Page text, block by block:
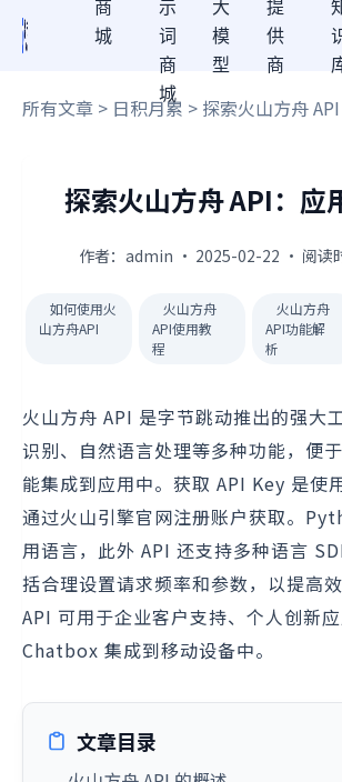
商
城
示
词
商
城
大
模
型
提
供
商
所有文章 > 日积月累 > 探索火山方舟
探索火山方舟 API：应
作者：admin · 2025-02-22 · 阅读
如何使用火
山方舟API
火山方舟
API使用教
程
火山方舟
API功能解
析
火山方舟 API 是字节跳动推出的强大
识别、自然语言处理等多种功能，便
能集成到应用中。获取 API Key 是使
通过火山引擎官网注册账户获取。
用语言，此外 API 还支持多种语言
括合理设置请求频率和参数，以提高
API 可用于企业客户支持、个人创新
Chatbox 集成到移动设备中。
文章目录